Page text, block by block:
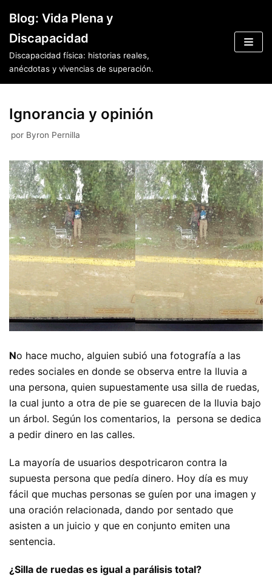
Saltar
al
contenido
Blog: Vida Plena y
Discapacidad
Discapacidad física: historias reales,
anécdotas y vivencias de superación.
Ignorancia y opinión
por Byron Pernilla
No hace mucho, alguien subió una fotografía a las
redes sociales en donde se observa entre la lluvia a
una persona, quien supuestamente usa silla de ruedas,
la cual junto a otra de pie se guarecen de la lluvia bajo
un árbol. Según los comentarios, la persona se dedica
a pedir dinero en las calles.
La mayoría de usuarios despotricaron contra la
supuesta persona que pedía dinero. Hoy día es muy
fácil que muchas personas se guíen por una imagen y
una oración relacionada, dando por sentado que
asisten a un juicio y que en conjunto emiten una
sentencia.
¿Silla de ruedas es igual a parálisis total?